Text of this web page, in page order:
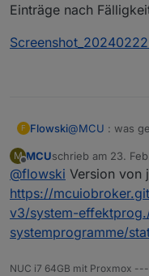
Einträge nach
F Flowski@MCU : was
habe die
, gefällt mir so
Einträge nach
M
Offline
MCUschrieb am 23.
zuletzt editiert von
@flowski Version von
https://
v3/system-
systemprogramme/
NUC i7 64GB mit Proxmox